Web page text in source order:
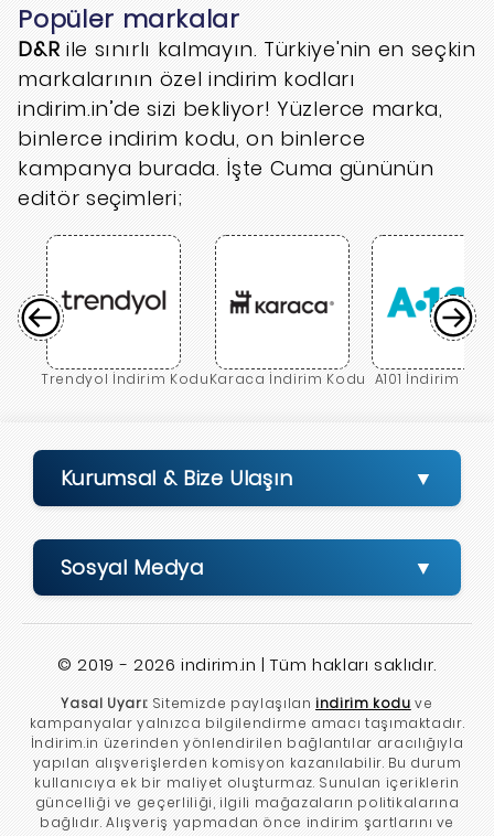
Popüler markalar
D&Rile sınırlı kalmayın. Türkiye'nin en seçkin
markalarının özel indirim kodları
indirim.in’de sizi bekliyor! Yüzlerce marka,
binlerce indirim kodu, on binlerce
kampanya burada. İşte Cuma gününün
editör seçimleri;
Trendyol İndirim KoduKaraca İndirim Kodu A101 İndirim
Kurumsal & Bize Ulaşın
Sosyal Medya
© 2019 - 2026 indirim.in | Tüm hakları saklıdır.
Yasal Uyarı:Sitemizde paylaşılanindirim kodu ve
kampanyalar yalnızca bilgilendirme amacı taşımaktadır.
İndirim.in üzerinden yönlendirilen bağlantılar aracılığıyla
yapılan alışverişlerden komisyon kazanılabilir. Bu durum
kullanıcıya ek bir maliyet oluşturmaz. Sunulan içeriklerin
güncelliği ve geçerliliği, ilgili mağazaların politikalarına
bağlıdır. Alışveriş yapmadan önce indirim şartlarını ve